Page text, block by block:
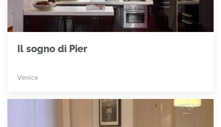
Il sogno di Pier
Venice